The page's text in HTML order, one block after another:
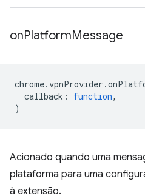
onPlatformMessage
chrome.vpnProvider .
callback : function,
)
Acionado quando uma
plataforma para uma
à extensão.